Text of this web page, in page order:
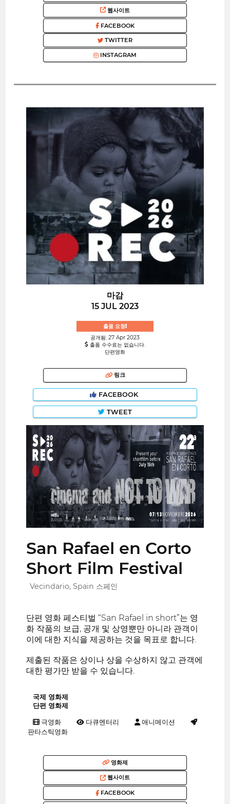
웹사이트
FACEBOOK
TWITTER
INSTAGRAM
마감
15 JUL 2023
출품 요청!
공개됨: 27 Apr 2023
출품 수수료는 없습니다.
단편영화
링크
FACEBOOK
TWEET
San Rafael en Corto
Short Film Festival
Vecindario, Spain 스페인
단편 영화 페스티벌 “San Rafael in short”는 영
화 작품의 보급, 공개 및 상영뿐만 아니라 관객이
이에 대한 지식을 제공하는 것을 목표로 합니다.
제출된 작품은 상이나 상을 수상하지 않고 관객에
대한 평가만 받을 수 있습니다.
국제 영화제
단편 영화제
극영화 다큐멘터리
애니메이션
판타스틱영화
영화제
웹사이트
FACEBOOK